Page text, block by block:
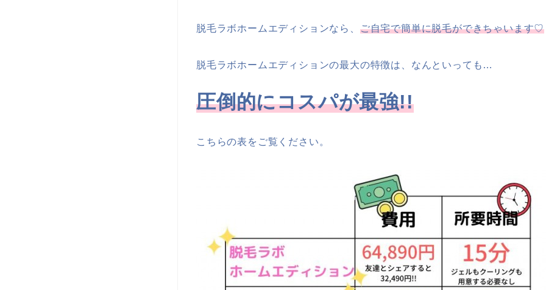
脱毛ラボホームエディションなら、 ご自宅で簡単に脱毛ができちゃいます♡
脱毛ラボホームエディションの最大の特徴は、なんといっても…
圧倒的にコスパが最強!!
こちらの表をご覧ください。